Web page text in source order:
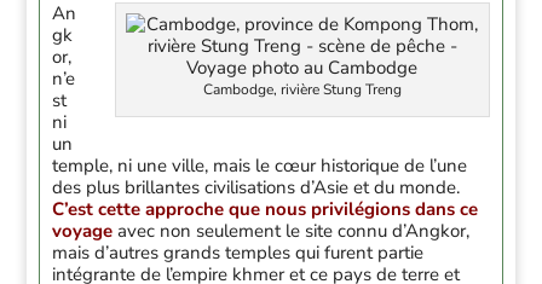
Cambodge, rivière Stung Treng
An
gk
or,
n’e
st
ni
un
temple, ni une ville, mais le cœur historique de l’une
des plus brillantes civilisations d’Asie et du monde.
C’est cette approche que nous privilégions dans ce
voyage avec non seulement le site connu d’Angkor,
mais d’autres grands temples qui furent partie
intégrante de l’empire khmer et ce pays de terre et